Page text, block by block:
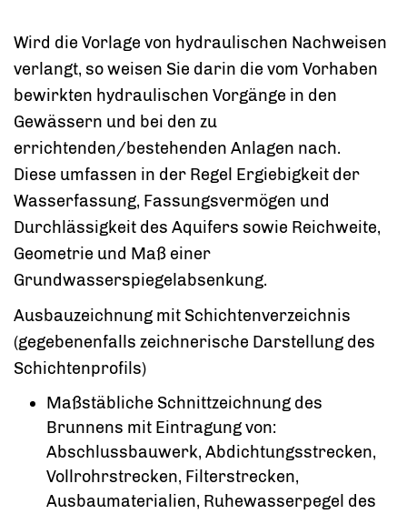
Wird die Vorlage von hydraulischen Nachweisen
verlangt, so weisen Sie darin die vom Vorhaben
bewirkten hydraulischen Vorgänge in den
Gewässern und bei den zu
errichtenden/bestehenden Anlagen nach.
Diese umfassen in der Regel Ergiebigkeit der
Wasserfassung, Fassungsvermögen und
Durchlässigkeit des Aquifers sowie Reichweite,
Geometrie und Maß einer
Grundwasserspiegelabsenkung.
Ausbauzeichnung mit Schichtenverzeichnis
(gegebenenfalls zeichnerische Darstellung des
Schichtenprofils)
Maßstäbliche Schnittzeichnung des
Brunnens mit Eintragung von:
Abschlussbauwerk, Abdichtungsstrecken,
Vollrohrstrecken, Filterstrecken,
Ausbaumaterialien, Ruhewasserpegel des